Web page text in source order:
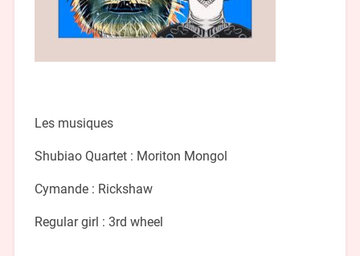
Les musiques
Shubiao Quartet : Moriton Mongol
Cymande : Rickshaw
Regular girl : 3rd wheel